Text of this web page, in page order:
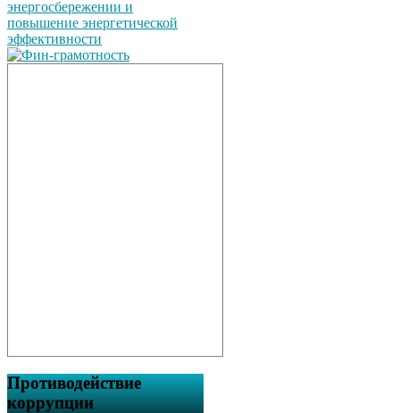
Противодействие
коррупции